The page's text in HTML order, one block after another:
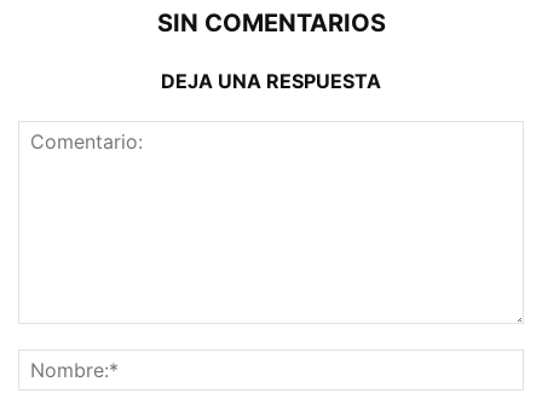
SIN COMENTARIOS
DEJA UNA RESPUESTA